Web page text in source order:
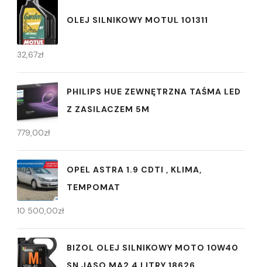
OLEJ SILNIKOWY MOTUL 101311
32,67zł
PHILIPS HUE ZEWNĘTRZNA TAŚMA LED
Z ZASILACZEM 5M
779,00zł
OPEL ASTRA 1.9 CDTI , KLIMA,
TEMPOMAT
10 500,00zł
BIZOL OLEJ SILNIKOWY MOTO 10W40